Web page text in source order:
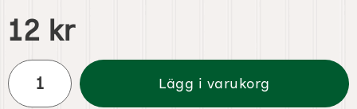
Handla denna produkt Vintage julkort 10 x 15 cm - Cat
pris
12 kr
antal
Lägg i varukorg